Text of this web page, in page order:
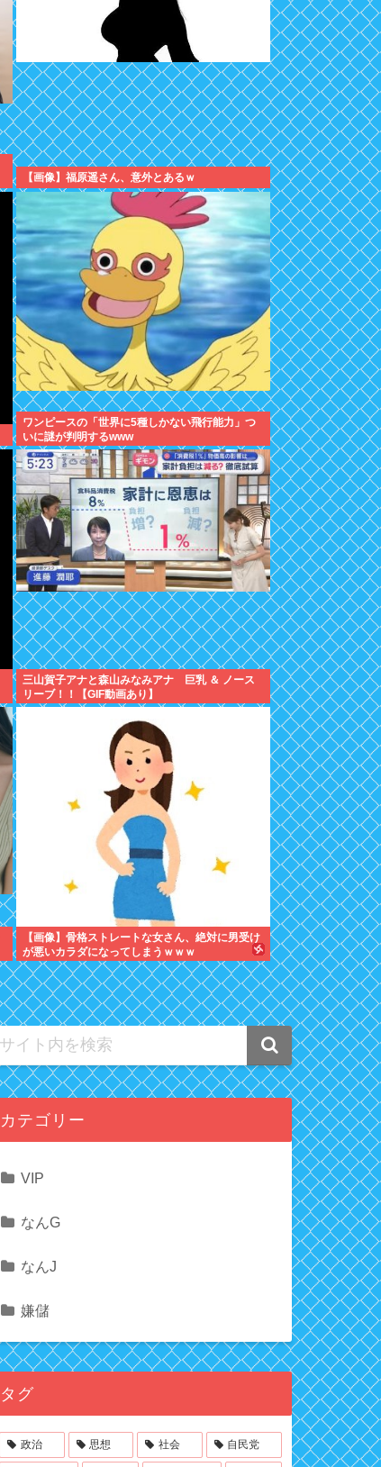
【画像】福原遥さん、意外とあるｗ
ワンピースの「世界に5種しかない飛行能力」つ
いに謎が判明するwww
三山賀子アナと森山みなみアナ 巨乳 ＆ ノース
リーブ！！【GIF動画あり】
【画像】骨格ストレートな女さん、絶対に男受け
が悪いカラダになってしまうｗｗｗ
カテゴリー
VIP
なんG
なんJ
嫌儲
タグ
政治 思想 社会 自民党